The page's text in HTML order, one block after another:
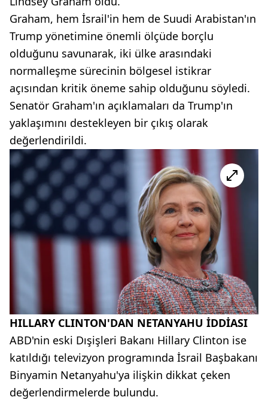
Graham, hem İsrail'in hem de Suudi Arabistan'ın
Trump yönetimine önemli ölçüde borçlu
olduğunu savunarak, iki ülke arasındaki
normalleşme sürecinin bölgesel istikrar
açısından kritik öneme sahip olduğunu söyledi.
Senatör Graham'ın açıklamaları da Trump'ın
yaklaşımını destekleyen bir çıkış olarak
değerlendirildi.
HILLARY CLINTON'DAN NETANYAHU İDDİASI
ABD'nin eski Dışişleri Bakanı Hillary Clinton ise
katıldığı televizyon programında İsrail Başbakanı
Binyamin Netanyahu'ya ilişkin dikkat çeken
değerlendirmelerde bulundu.